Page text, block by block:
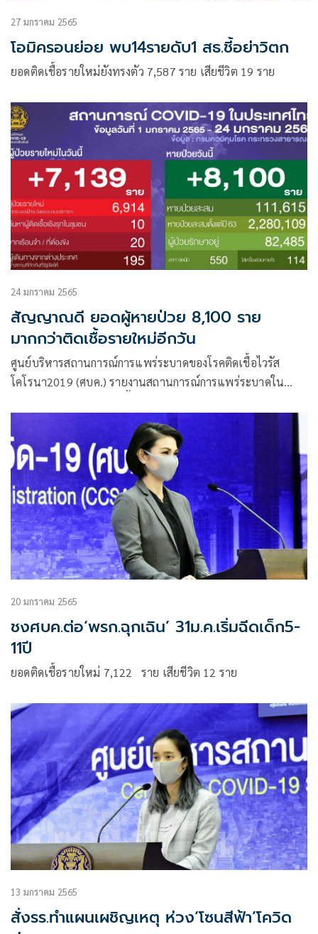
27 มกราคม 2565
โอมิครอนย่อย พบ14รายดับ1 สธ.ชี้อย่าวิตก
ยอดติดเชื้อรายใหม่ยังทรงตัว 7,587 ราย เสียชีวิต 19 ราย
24 มกราคม 2565
สัญญาณดี ยอดผู้หายป่วย 8,100 ราย
มากกว่าติดเชื้อรายใหม่อีกวัน
ศูนย์บริหารสถานการณ์การแพร่ระบาดของโรคติดเชื้อไวรัส
โคโรนา2019 (ศบค.) รายงานสถานการณ์การแพร่ระบาดใน
20 มกราคม 2565
ชงศบค.ต่อ‘พรก.ฉุกเฉิน’ 31ม.ค.เริ่มฉีดเด็ก5-
11ปี
ยอดติดเชื้อรายใหม่ 7,122 ราย เสียชีวิต 12 ราย
13 มกราคม 2565
สั่งรร.ทำแผนเผชิญเหตุ ห่วง‘โซนสีฟ้า’โควิด